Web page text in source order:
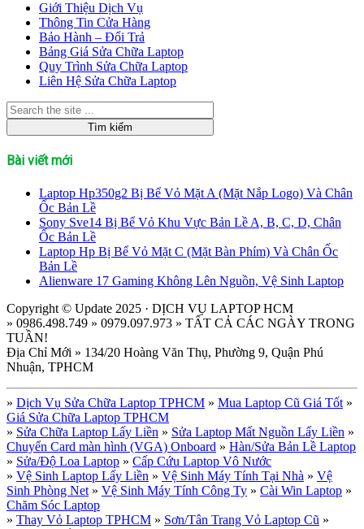
Giới Thiệu Dịch Vụ
Thông Tin Cửa Hàng
Bảo Hành – Đổi Trả
Bảng Giá Sửa Chữa Laptop
Quy Trình Sửa Chữa Laptop
Liên Hệ Sửa Chữa Laptop
Bài viết mới
Laptop Hp350g2 Bị Bể Vỏ Mặt A (Mặt Nắp Logo) Và Chân
Ốc Bản Lề
Sony Sve14 Bị Bể Vỏ Khu Vực Bản Lề A, B, C, D, Chân
Ốc Bản Lề
Laptop Hp Bị Bể Vỏ Mặt C (Mặt Bàn Phím) Và Chân Ốc
Bản Lề
Alienware 17 Gaming Không Lên Nguồn, Vệ Sinh Laptop
Copyright © Update 2025 · DỊCH VỤ LAPTOP HCM
» 0986.498.749 » 0979.097.973 » TẤT CẢ CÁC NGÀY TRONG
TUẦN!
Địa Chỉ Mới » 134/20 Hoàng Văn Thụ, Phường 9, Quận Phú
Nhuận, TPHCM
» Dịch Vụ Sửa Chữa Laptop TPHCM » Mua Laptop Cũ Giá Tốt »
Giá Sửa Chữa Laptop TPHCM
» Sửa Chữa Laptop Lấy Liền » Sửa Laptop Mất Nguồn Lấy Liền »
Chuyển Card màn hình (VGA) Onboard » Hàn/Sửa Bản Lề Laptop
» Sửa/Độ Loa Laptop » Cấp Cứu Laptop Vô Nước
» Vệ Sinh Laptop Lấy Liền » Vệ Sinh Máy Tính Tại Nhà » Vệ
Sinh Phòng Net » Vệ Sinh Máy Tính Công Ty » Cài Win Laptop »
Chăm Sóc Laptop
» Thay Vỏ Laptop TPHCM » Sơn/Tân Trang Vỏ Laptop Cũ »